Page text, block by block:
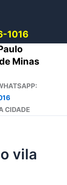
1016
Minas
CIDADE
vila